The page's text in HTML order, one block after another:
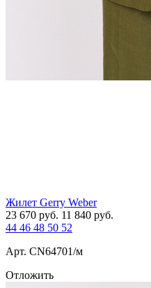
Жилет Gerry Weber
23 670 руб. 11 840 руб.
44 46 48 50 52
Арт. СN64701/м
Отложить